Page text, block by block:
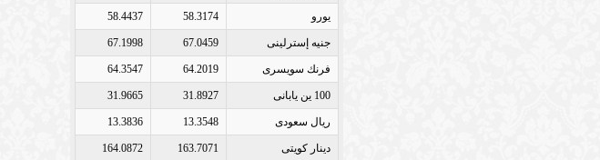
يورو 58.3174
58.4437
جنيه إسترلينى 67.0459
67.1998
فرنك سويسرى 64.2019
64.3547
100 ين يابانى 31.8927
31.9665
ريال سعودى 13.3548
13.3836
دينار كويتى 163.7071
164.0872